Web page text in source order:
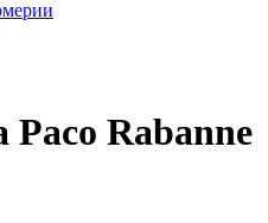
Paco Rabanne